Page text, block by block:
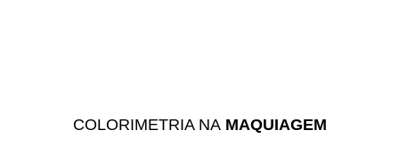
COLORIMETRIA NA MAQUIAGEM